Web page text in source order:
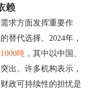
赖
求方面发挥重要作
替代选择。2024年，
吨 ，其中以中国、
出。许多机构表示，
政可持续性的担忧是